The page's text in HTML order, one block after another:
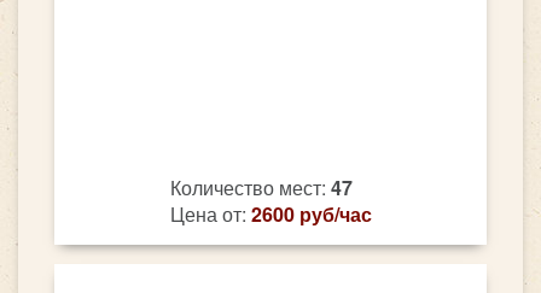
Количество мест: 47
Цена от: 2600 руб/час